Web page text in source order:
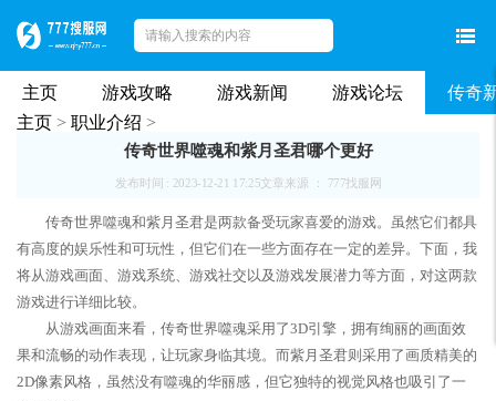
主页 游戏攻略 游戏新闻 游戏论坛
传奇
主页 > 职业介绍 >
传奇世界噬魂和紫月圣君哪个更好
发布时间 : 2023-12-21 17:25文章来源 ： 777找服网
传奇世界噬魂和紫月圣君是两款备受玩家喜爱的游戏。虽然它们都具
有高度的娱乐性和可玩性，但它们在一些方面存在一定的差异。下面，我
将从游戏画面、游戏系统、游戏社交以及游戏发展潜力等方面，对这两款
游戏进行详细比较。
从游戏画面来看，传奇世界噬魂采用了3D引擎，拥有绚丽的画面效
果和流畅的动作表现，让玩家身临其境。而紫月圣君则采用了画质精美的
2D像素风格，虽然没有噬魂的华丽感，但它独特的视觉风格也吸引了一